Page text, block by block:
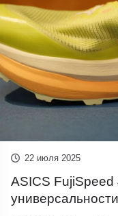
22 июля 2025
ASICS FujiSpeed